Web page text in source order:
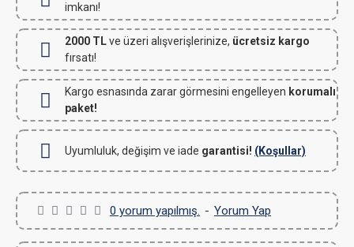
imkanı!
2000 TLve üzeri alışverişlerinize, ücretsiz kargo
fırsatı!
Kargo esnasında zarar görmesini engelleyen korumalı
paket!
Uyumluluk, değişim ve iade garantisi! (Koşullar)
0 yorum yapılmış. - Yorum Yap